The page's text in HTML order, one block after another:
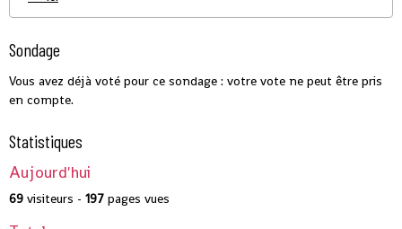
Sondage
Vous avez déjà voté pour ce sondage : votre vote ne peut être pris
en compte.
Statistiques
Aujourd'hui
69 visiteurs - 197 pages vues